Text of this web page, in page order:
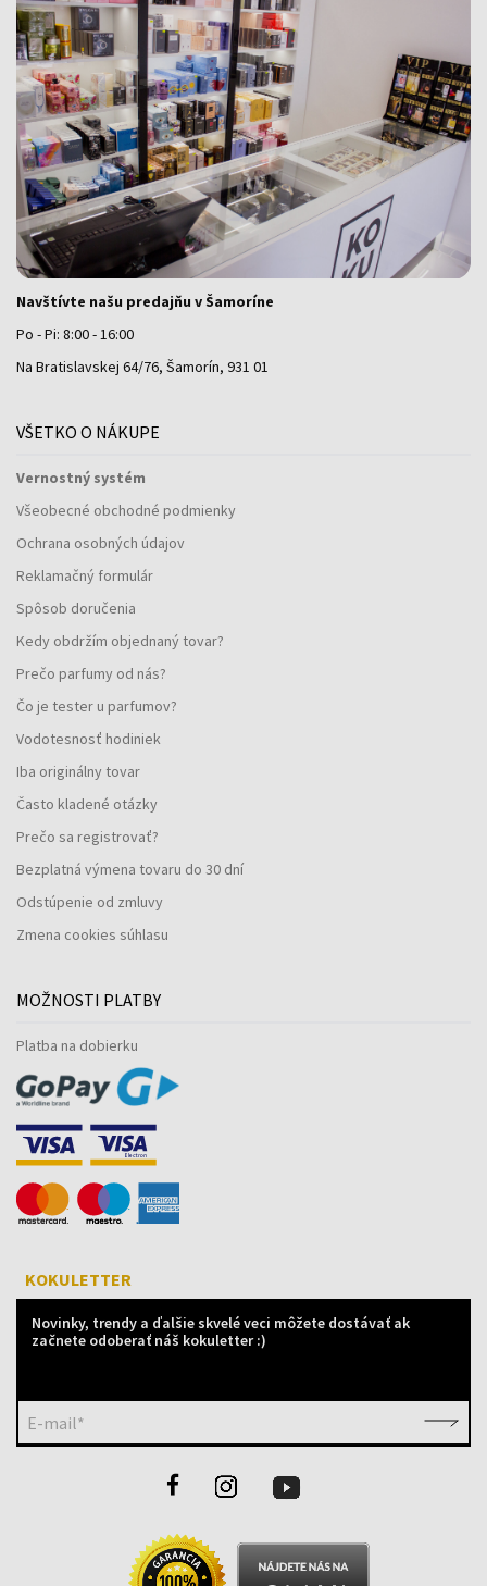
Navštívte našu predajňu v Šamoríne
Po - Pi: 8:00 - 16:00
Na Bratislavskej 64/76, Šamorín, 931 01
VŠETKO O NÁKUPE
Vernostný systém
Všeobecné obchodné podmienky
Ochrana osobných údajov
Reklamačný formulár
Spôsob doručenia
Kedy obdržím objednaný tovar?
Prečo parfumy od nás?
Čo je tester u parfumov?
Vodotesnosť hodiniek
Iba originálny tovar
Často kladené otázky
Prečo sa registrovať?
Bezplatná výmena tovaru do 30 dní
Odstúpenie od zmluvy
Zmena cookies súhlasu
MOŽNOSTI PLATBY
Platba na dobierku
KOKULETTER
Novinky, trendy a ďalšie skvelé veci môžete dostávať ak
začnete odoberať náš kokuletter :)
E-mail*